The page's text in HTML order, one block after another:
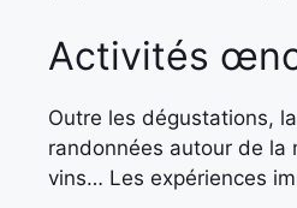
Activités
Outre les dégustations,
randonnées autour de la
vins… Les expériences